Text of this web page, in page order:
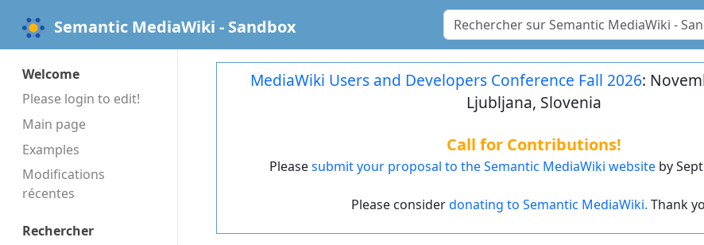
Semantic MediaWiki - Sandbox
Welcome
Please login to edit!
Main page
Examples
Modifications
récentes
Rechercher
MediaWiki Users and Developers Conference Fall 2026:
Ljubljana, Slovenia
Call for Contributions!
Pleasesubmit your proposal to the Semantic MediaWiki websiteby
Please considerdonating to Semantic MediaWiki. Thank